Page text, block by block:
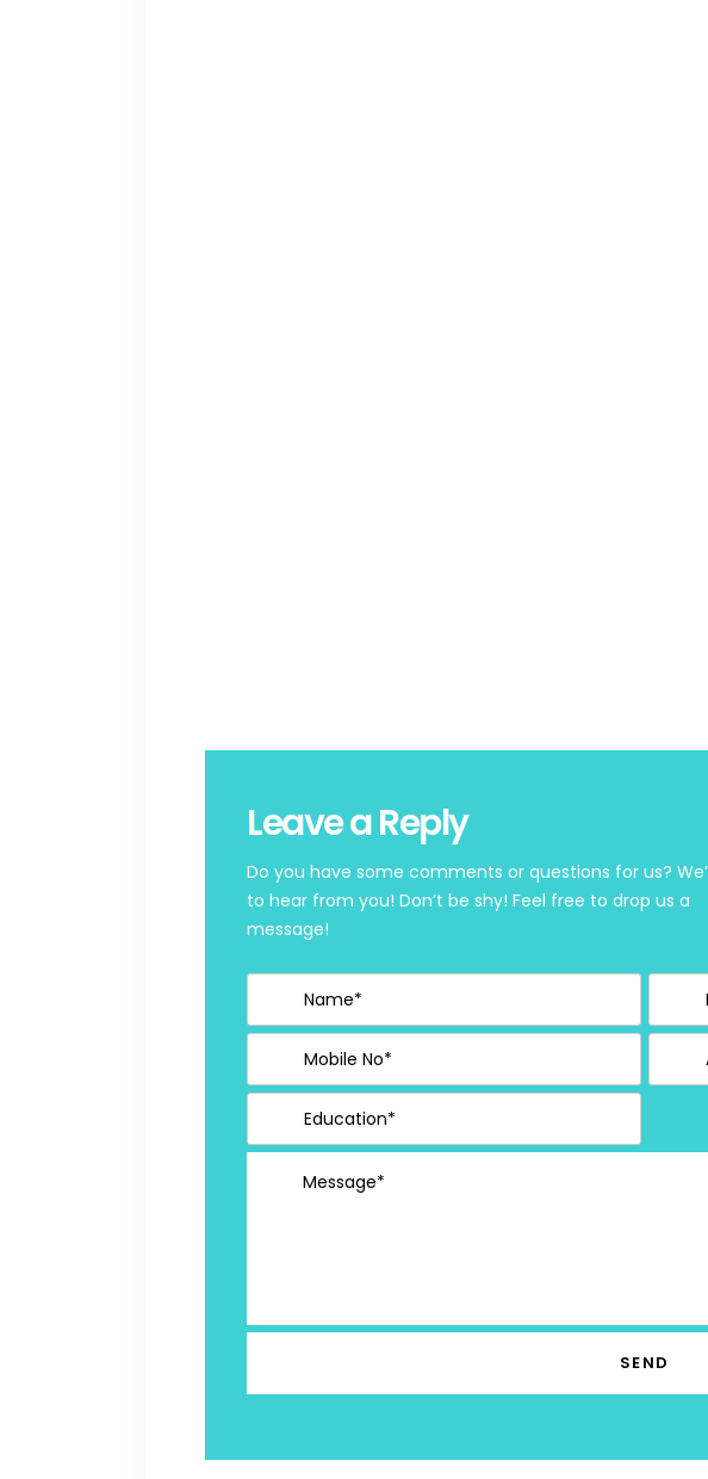
Leave a Reply
Do you have some comments or questions for us?
to hear from you! Don’t be shy! Feel free to drop us a
message!